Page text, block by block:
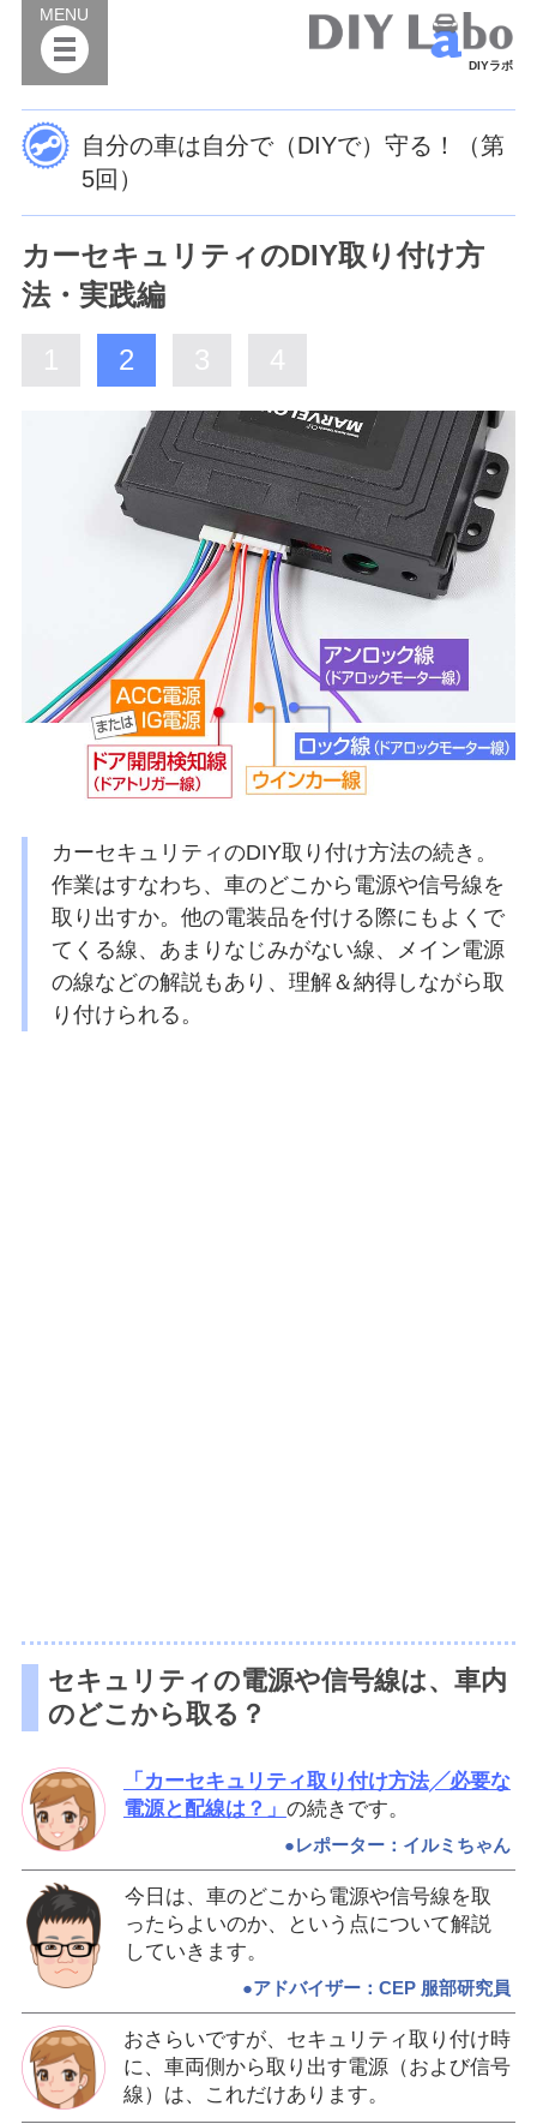
DIYラボ
MENU
自分の車は自分で（DIYで）守る！（第
5回）
カーセキュリティのDIY取り付け方
法・実践編
1
2 3 4
カーセキュリティのDIY取り付け方法の続き。
作業はすなわち、車のどこから電源や信号線を
取り出すか。他の電装品を付ける際にもよくで
てくる線、あまりなじみがない線、メイン電源
の線などの解説もあり、理解＆納得しながら取
り付けられる。
セキュリティの電源や信号線は、車内
のどこから取る？
「カーセキュリティ取り付け方法╱必要な
電源と配線は？」 の続きです。
●レポーター：イルミちゃん
今日は、車のどこから電源や信号線を取
ったらよいのか、という点について解説
していきます。
●アドバイザー：CEP 服部研究員
おさらいですが、セキュリティ取り付け時
に、車両側から取り出す電源（および信号
線）は、これだけあります。